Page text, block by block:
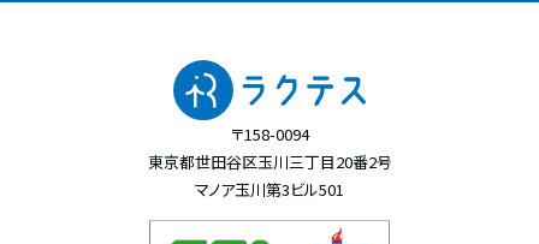
〒158-0094
東京都世田谷区玉川三丁目20番2号
マノア玉川第3ビル501